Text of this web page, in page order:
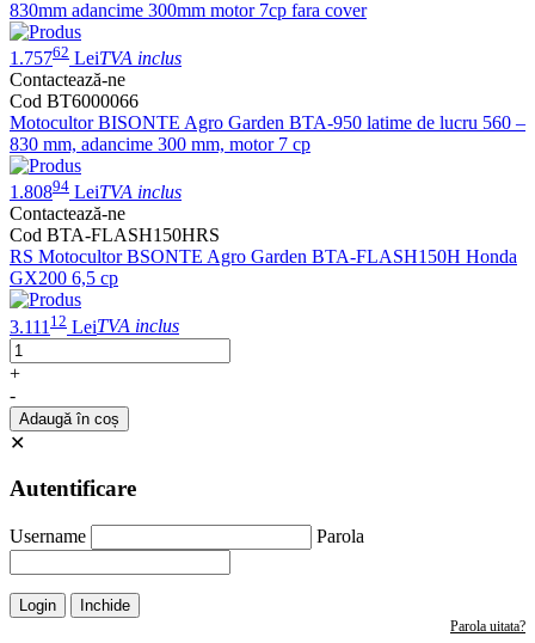
830mm adancime 300mm motor 7cp fara cover
1.75762 LeiTVA inclus
Contactează-ne
Cod BT6000066
Motocultor BISONTE Agro Garden BTA-950 latime de lucru 560 –
830 mm, adancime 300 mm, motor 7 cp
1.80894 LeiTVA inclus
Contactează-ne
Cod BTA-FLASH150HRS
RS Motocultor BSONTE Agro Garden BTA-FLASH150H Honda
GX200 6,5 cp
3.111 12 LeiTVA inclus
+
-
Adaugă în coș
✕
Autentificare
Username Parola
Login Inchide
Parola uitata?